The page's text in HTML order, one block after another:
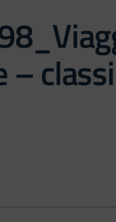
– classi